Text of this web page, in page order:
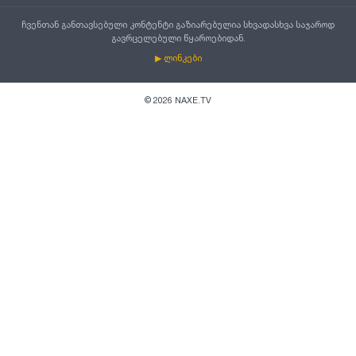
ჩვენთან განთავსებული კონტენტი გაზიარებულია სხვადასხვა საჯაროდ
გავრცელებული წყაროებიდან.
▶ ლინკები
© 2026 NAXE.TV